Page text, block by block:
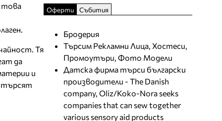
Тя
да
и
търсят
Оферти Събития
Бродерия
Търсим Рекламни Лица, Хостеси,
Промоутъри, Фото Модели
Датска фирма търси български
производители - The Danish
company, Oliz/Koko-Nora seeks
companies that can sew together
various sensory aid products